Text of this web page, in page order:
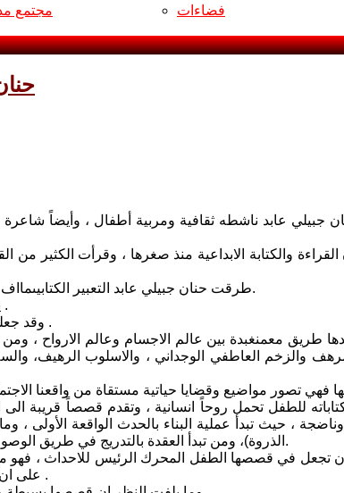
مجتمع فضاءات
جبيلي عابد ناشطه ثقافية ومربية أطفال ، وأيضاً
والكتابة الابداعية منذ صغرها ، وقرأت الكثير من
طرقت حنان جبيلي عابد التعبير الكتابيىمااف الابداعي ، الفني والأدبي، بحبر القلم وريشة جديدة، لونها الروح الحنانية الانسانية.
يتوزع نشاط حنان بين الشعر والخاطرة الأدبية وقصص الأطفال والقصص للكبار .
وقد جعلت من الشعر رئة تننفس من خلالها ، فتتفث أشجانها وتترجم احاسيسها الداخلية .
طريق معمنغبدة بين عالم الاجسام وعالم الارواح ،
والزخم العاطفي الوجداني ، والاسلوب الرهيف،
للطفل تحمل روحاً انسانية ، وتقدم قصصاً قريبة
، حيث تبدأ عملية البناء بالحدث الواقعة الأولى ،
الذروة)، ومن تبدأ العقدة بالتدريج في طريق الوصول الى النهاية فضلاً عن عناصر اللغة والأسلوب السردي والحواري ،وأخيراً النهاية.
تجعل في قصصها الطفل المحرك الرئيس للاحداث ، فهو
على ان يكون شيئاً، ومنبع ذلك القدرة التي تكمن في الداخل الانساني،وليس في خارجه .